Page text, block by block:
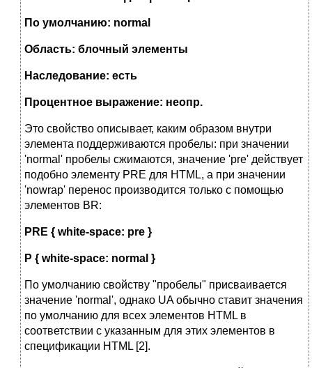
По умолчанию: normal
Область: блочный элементы
Наследование: есть
Процентное выражение: неопр.
Это свойство описывает, каким образом внутри
элемента поддерживаются пробелы: при значении
'normal' пробелы сжимаются, значение 'pre' действует
подобно элементу PRE для HTML, а при значении
'nowrap' перенос производится только с помощью
элементов BR:
PRE { white-space: pre }
P { white-space: normal }
По умолчанию свойству "пробелы" присваивается
значение 'normal', однако UA обычно ставит значения
по умолчанию для всех элементов HTML в
соответствии с указанным для этих элементов в
спецификации HTML [2].